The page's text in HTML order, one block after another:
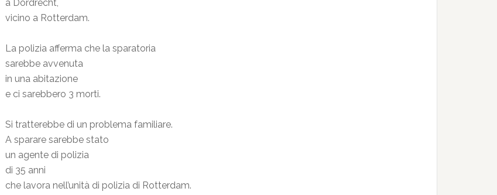
a Dordrecht,
vicino a Rotterdam.
La polizia afferma che la sparatoria
sarebbe avvenuta
in una abitazione
e ci sarebbero 3 morti.
Si tratterebbe di un problema familiare.
A sparare sarebbe stato
un agente di polizia
di 35 anni
che lavora nell’unità di polizia di Rotterdam.